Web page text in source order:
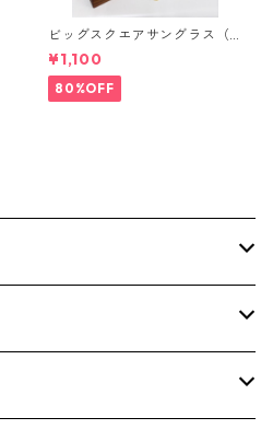
ビッグスクエアサングラス（2
colors）**SinSin*
¥1,100
80%OFF